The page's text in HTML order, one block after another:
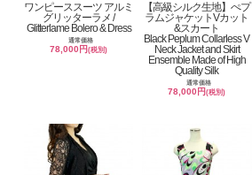
ワンピーススーツ アルミ
グリッターラメ /
Glitterlame Bolero & Dress
通常価格
78,000円(税別)
【高級シルク生地】ぺプ
ラムジャケットVカット
&スカート
Black Peplum Collarless V
Neck Jacket and Skirt
Ensemble Made of High
Quality Silk
通常価格
78,000円(税別)